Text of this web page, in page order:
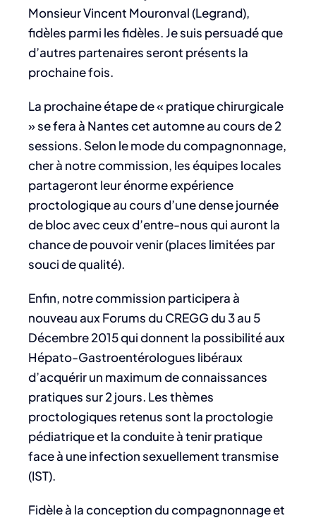
Monsieur Vincent Mouronval (Legrand),
fidèles parmi les fidèles. Je suis persuadé que
d’autres partenaires seront présents la
prochaine fois.
La prochaine étape de « pratique chirurgicale
» se fera à Nantes cet automne au cours de 2
sessions. Selon le mode du compagnonnage,
cher à notre commission, les équipes locales
partageront leur énorme expérience
proctologique au cours d’une dense journée
de bloc avec ceux d’entre-nous qui auront la
chance de pouvoir venir (places limitées par
souci de qualité).
Enfin, notre commission participera à
nouveau aux Forums du CREGG du 3 au 5
Décembre 2015 qui donnent la possibilité aux
Hépato-Gastroentérologues libéraux
d’acquérir un maximum de connaissances
pratiques sur 2 jours. Les thèmes
proctologiques retenus sont la proctologie
pédiatrique et la conduite à tenir pratique
face à une infection sexuellement transmise
(IST).
Fidèle à la conception du compagnonnage et